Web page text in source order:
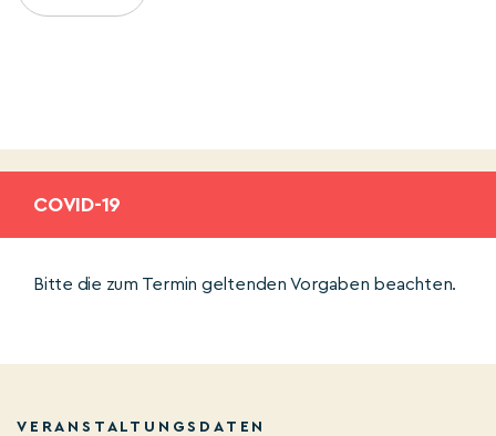
COVID-19
Bitte die zum Termin geltenden Vorgaben beachten.
VERANSTALTUNGSDATEN